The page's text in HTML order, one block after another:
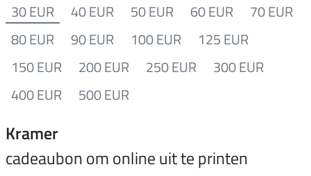
30 EUR
40 EUR 50 EUR 60 EUR
70 EUR
80 EUR
90 EUR 100 EUR
125 EUR
150 EUR
200 EUR 250 EUR
300 EUR
400 EUR
500 EUR
Kramer
cadeaubon om online uit te printen